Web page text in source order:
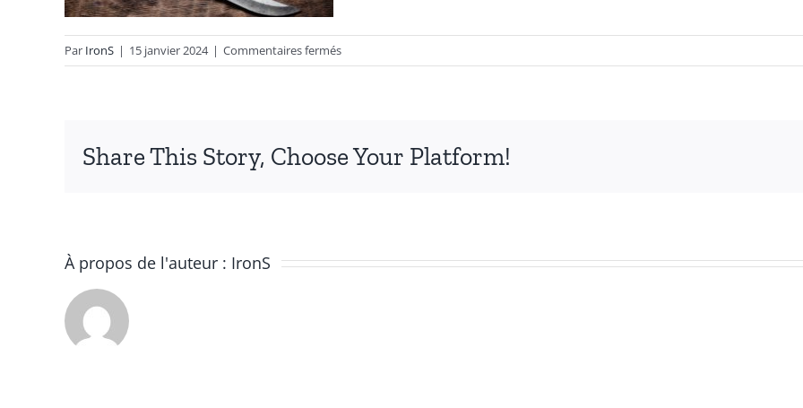
Par IronS | 15 janvier 2024 | Commentaires ferméssur
couteaux
Share This Story, Choose Your Platform!
À propos de l'auteur : IronS